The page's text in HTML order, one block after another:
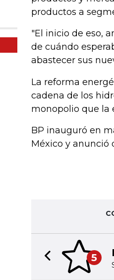
productos a
"El inicio de eso,
de cuándo
abastecer sus
La reforma
cadena de los
monopolio que la
BP inauguró en
México y anunció
5
Previous slide